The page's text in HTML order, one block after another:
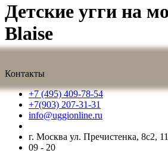
Детские угги на
Blaise
Контакты
+7 (495) 409-78-54
+7(903) 207-31-31
info@uggionline.ru
г. Москва ул. Пречистенка, 8с2,
09 - 20